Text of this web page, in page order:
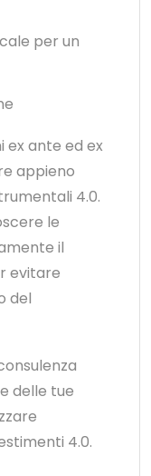
per un
ex ante ed ex
appieno
4.0.
le
il
evitare
del
delle tue
4.0.